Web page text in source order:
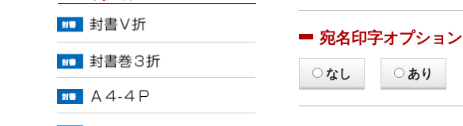
宛名印字オプション
なし あり